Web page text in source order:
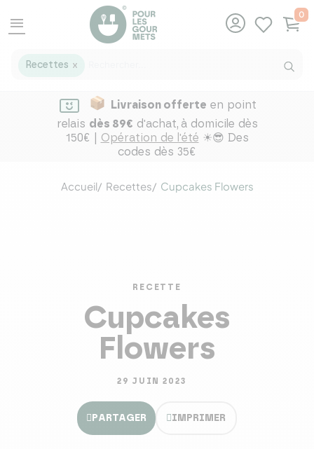
menu
Recettes X
0
Livraison offerte en point
relais dès 89€ d'achat, à domicile dès
150€ | Opération de l'été ☀😎 Des
codes dès 35€
Accueil Recettes Cupcakes Flowers
RECETTE
Cupcakes
Flowers
29 JUIN 2023
PARTAGER IMPRIMER